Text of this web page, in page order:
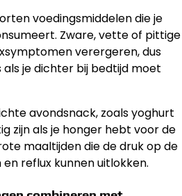
voedingsmiddelen die je
Zware, vette of pittige
verergeren, dus
je dichter bij bedtijd moet
avondsnack, zoals yoghurt
zijn als je honger hebt voor de
maaltijden die de druk op de
reflux kunnen uitlokken.